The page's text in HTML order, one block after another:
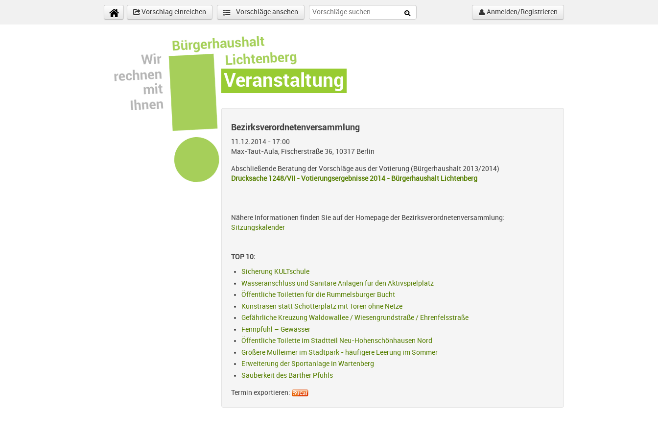
Vorschlag einreichen
Vorschläge ansehen Anmelden/Registrieren
Veranstaltung
Bezirksverordnetenversammlung
11.12.2014 - 17:00
Max-Taut-Aula, Fischerstraße 36, 10317 Berlin
Abschließende Beratung der Vorschläge aus der Votierung (Bürgerhaushalt 2013/2014)
Drucksache 1248/VII - Votierungsergebnisse 2014 - Bürgerhaushalt Lichtenberg
Nähere Informationen finden Sie auf der Homepage der Bezirksverordnetenversammlung:
Sitzungskalender
TOP 10:
Sicherung KULTschule
Wasseranschluss und Sanitäre Anlagen für den Aktivspielplatz
Öffentliche Toiletten für die Rummelsburger Bucht
Kunstrasen statt Schotterplatz mit Toren ohne Netze
Gefährliche Kreuzung Waldowallee / Wiesengrundstraße / Ehrenfelsstraße
Fennpfuhl – Gewässer
Öffentliche Toilette im Stadtteil Neu-Hohenschönhausen Nord
Größere Mülleimer im Stadtpark - häufigere Leerung im Sommer
Erweiterung der Sportanlage in Wartenberg
Sauberkeit des Barther Pfuhls
Termin exportieren: